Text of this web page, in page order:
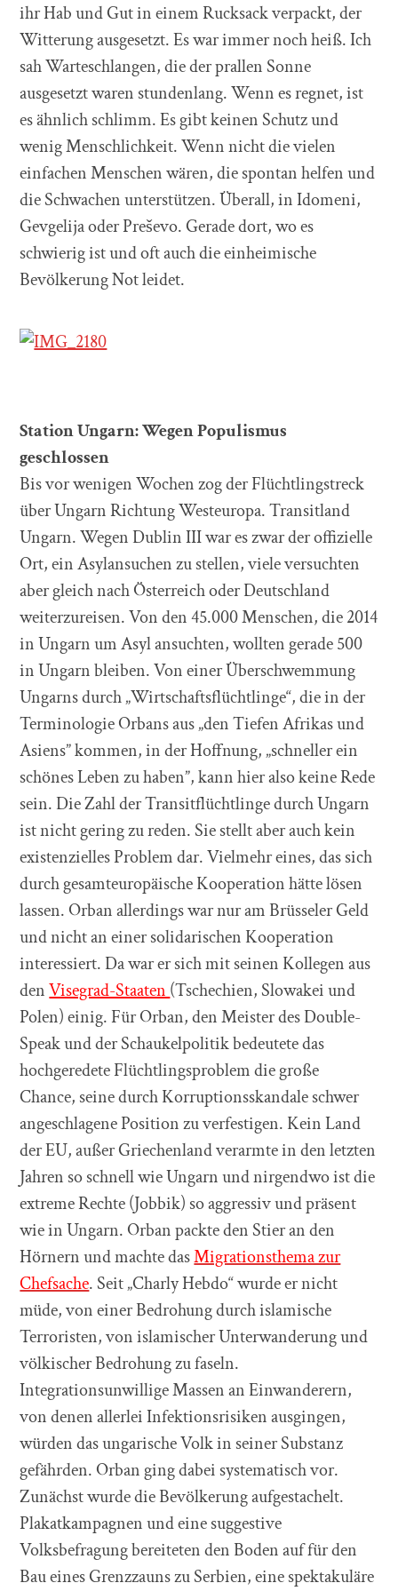
ihr Hab und Gut in einem Rucksack verpackt, der
Witterung ausgesetzt. Es war immer noch heiß. Ich
sah Warteschlangen, die der prallen Sonne
ausgesetzt waren stundenlang. Wenn es regnet, ist
es ähnlich schlimm. Es gibt keinen Schutz und
wenig Menschlichkeit. Wenn nicht die vielen
einfachen Menschen wären, die spontan helfen und
die Schwachen unterstützen. Überall, in Idomeni,
Gevgelija oder Preševo. Gerade dort, wo es
schwierig ist und oft auch die einheimische
Bevölkerung Not leidet.
Station Ungarn: Wegen Populismus
geschlossen
Bis vor wenigen Wochen zog der Flüchtlingstreck
über Ungarn Richtung Westeuropa. Transitland
Ungarn. Wegen Dublin III war es zwar der offizielle
Ort, ein Asylansuchen zu stellen, viele versuchten
aber gleich nach Österreich oder Deutschland
weiterzureisen. Von den 45.000 Menschen, die 2014
in Ungarn um Asyl ansuchten, wollten gerade 500
in Ungarn bleiben. Von einer Überschwemmung
Ungarns durch „Wirtschaftsflüchtlinge“, die in der
Terminologie Orbans aus „den Tiefen Afrikas und
Asiens” kommen, in der Hoffnung, „schneller ein
schönes Leben zu haben”, kann hier also keine Rede
sein. Die Zahl der Transitflüchtlinge durch Ungarn
ist nicht gering zu reden. Sie stellt aber auch kein
existenzielles Problem dar. Vielmehr eines, das sich
durch gesamteuropäische Kooperation hätte lösen
lassen. Orban allerdings war nur am Brüsseler Geld
und nicht an einer solidarischen Kooperation
interessiert. Da war er sich mit seinen Kollegen aus
denVisegrad-Staaten (Tschechien, Slowakei und
Polen) einig. Für Orban, den Meister des Double-
Speak und der Schaukelpolitik bedeutete das
hochgeredete Flüchtlingsproblem die große
Chance, seine durch Korruptionsskandale schwer
angeschlagene Position zu verfestigen. Kein Land
der EU, außer Griechenland verarmte in den letzten
Jahren so schnell wie Ungarn und nirgendwo ist die
extreme Rechte (Jobbik) so aggressiv und präsent
wie in Ungarn. Orban packte den Stier an den
Hörnern und machte dasMigrationsthema zur
Chefsache. Seit „Charly Hebdo“ wurde er nicht
müde, von einer Bedrohung durch islamische
Terroristen, von islamischer Unterwanderung und
völkischer Bedrohung zu faseln.
Integrationsunwillige Massen an Einwanderern,
von denen allerlei Infektionsrisiken ausgingen,
würden das ungarische Volk in seiner Substanz
gefährden. Orban ging dabei systematisch vor.
Zunächst wurde die Bevölkerung aufgestachelt.
Plakatkampagnen und eine suggestive
Volksbefragung bereiteten den Boden auf für den
Bau eines Grenzzauns zu Serbien, eine spektakuläre